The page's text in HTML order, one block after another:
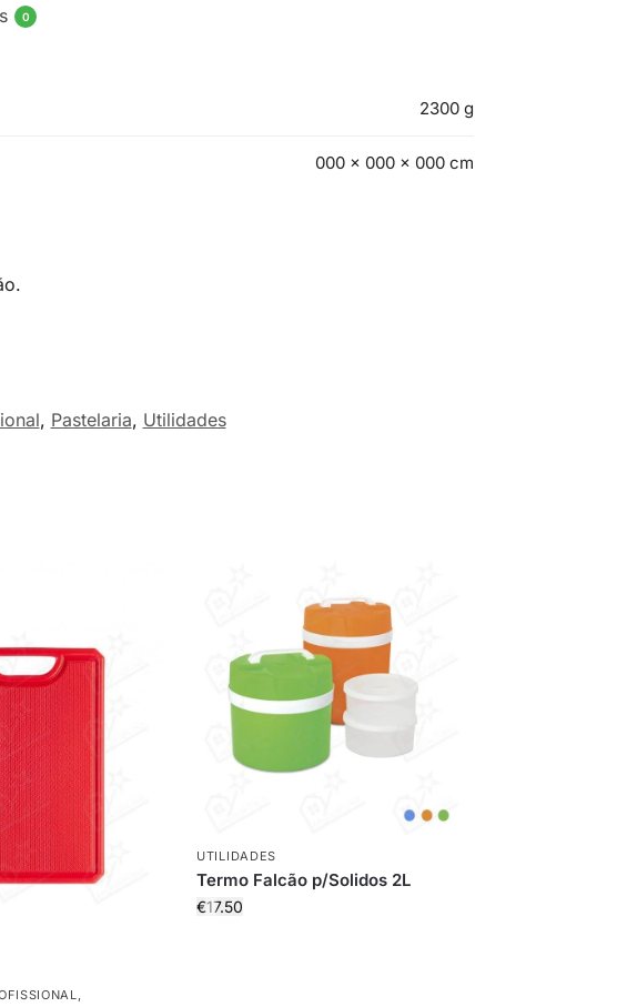
0
2300 g
000 × 000 × 000 cm
, Pastelaria, Utilidades
UTILIDADES
Termo Falcão p/Solidos 2L
€17.50